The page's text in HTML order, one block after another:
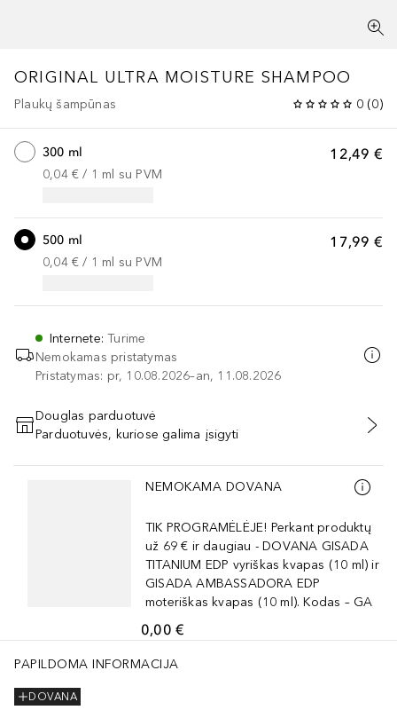
ORIGINAL ULTRA MOISTURE SHAMPOO
Plaukų šampūnas 0 (0)
12,49 €
300 ml
0,04 € / 1 ml su PVM
17,99 €
500 ml
0,04 € / 1 ml su PVM
Internete:Turime
Nemokamas pristatymas
Pristatymas: pr, 10.08.2026–an, 11.08.2026
PRIDĖTI Į KREPŠELĮ
Douglas parduotuvė
Parduotuvės, kuriose galima įsigyti
Praleisti slankiklį
NEMOKAMA DOVANA
TIK PROGRAMĖLĖJE! Perkant produktų
už 69 € ir daugiau - DOVANA GISADA
TITANIUM EDP vyriškas kvapas (10 ml) ir
GISADA AMBASSADORA EDP
moteriškas kvapas (10 ml). Kodas – GA
0,00 €
PAPILDOMA INFORMACIJA
DOVANA